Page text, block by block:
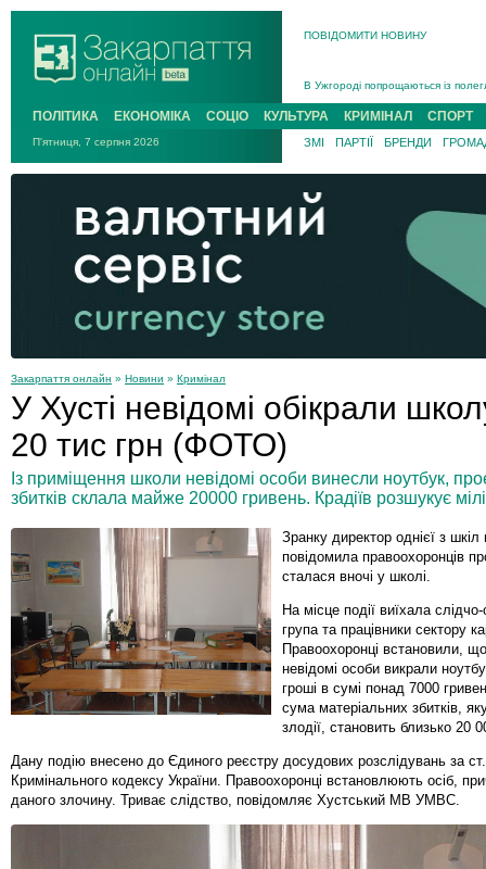
ПОВІДОМИТИ НОВИНУ
В Ужгороді попрощаються із
В Ужгороді 5 серпня
Підтвердили загибель
На війні з рф поліг військовий з
На Хустщині внаслідок ДТП за
Інструктора районного ТЦК на
ПОЛІТИКА ЕКОНОМІКА СОЦІО КУЛЬТУРА КРИМІНАЛ СПОРТ
П'ятниця, 7 серпня 2026 ЗМІ ПАРТІЇ БРЕНДИ
Закарпаття онлайн » Новини » Кримінал
У Хусті невідомі обікрали
20 тис грн (ФОТО)
Із приміщення школи невідомі особи винесли ноутбук,
збитків склала майже 20000 гривень. Крадіїв розшукує
Зранку директор однієї з
повідомила правоохоронців
сталася вночі у школі.
На місце події виїхала
група та працівники сектору
Правоохоронці встановили,
невідомі особи викрали
гроші в сумі понад 7000
сума матеріальних збитків,
злодії, становить близько 20
Дану подію внесено до Єдиного реєстру досудових розслідувань за
Кримінального кодексу України. Правоохоронці встановлюють осіб,
даного злочину. Триває слідство, повідомляє Хустський МВ УМВС.